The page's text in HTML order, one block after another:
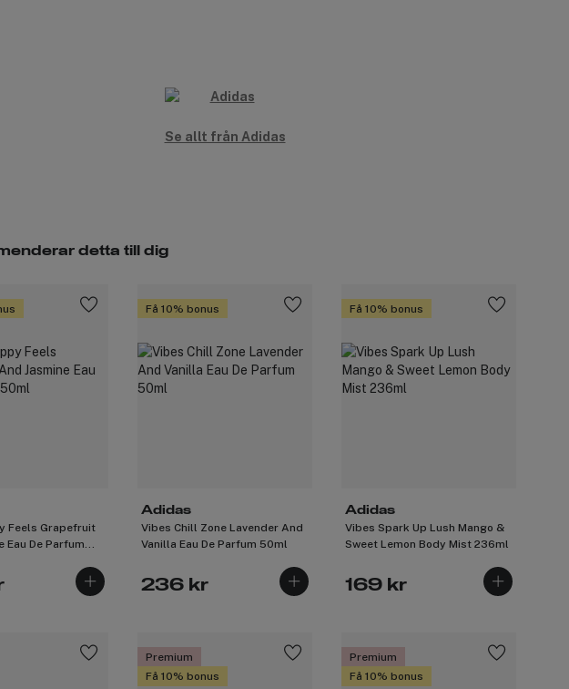
Se allt från Adidas
detta till dig
Feels Grapefruit
Eau De Parfum
Få 10% bonus
Adidas
Vibes Chill Zone Lavender And
Vanilla Eau De Parfum 50ml
236 kr
Få 10% bonus
Adidas
Vibes Spark Up Lush Mango &
Sweet Lemon Body Mist 236ml
169 kr
Premium
Få 10% bonus
Premium
Få 10% bonus